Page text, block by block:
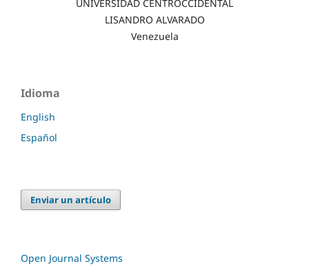
UNIVERSIDAD CENTROCCIDENTAL
LISANDRO ALVARADO
Venezuela
Idioma
English
Español
Enviar un artículo
Open Journal Systems